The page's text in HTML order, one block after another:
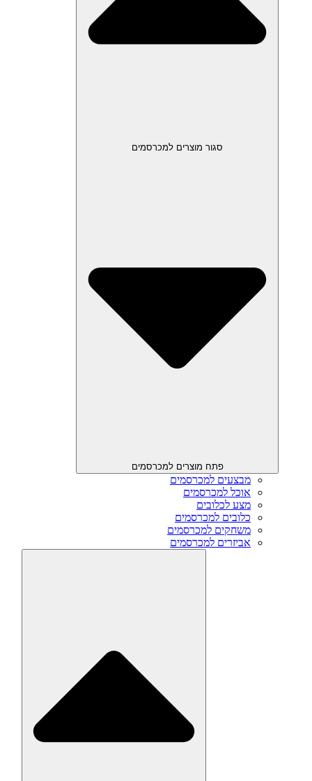
סגור מוצרים למכרסמים
פתח מוצרים למכרסמים
מבצעים למכרסמים
אוכל למכרסמים
מצע לכלובים
כלובים למכרסמים
משחקים למכרסמים
אביזרים למכרסמים